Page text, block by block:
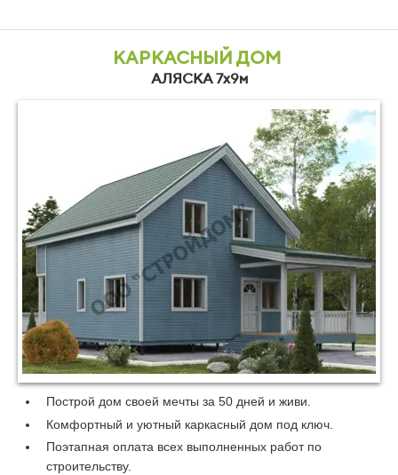
КАРКАСНЫЙ ДОМ
АЛЯСКА 7х9м
Построй дом своей мечты за 50 дней и живи.
Комфортный и уютный каркасный дом под ключ.
Поэтапная оплата всех выполненных работ по
строительству.
00
02
03
05
04
06
07
08
09